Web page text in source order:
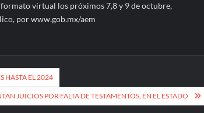
formato virtual los próximos 7,8 y 9 de octubre,
por www.gob.mx/aem
HASTA EL 2024
JUICIOS POR FALTA DE TESTAMENTOS, EN EL ESTADO